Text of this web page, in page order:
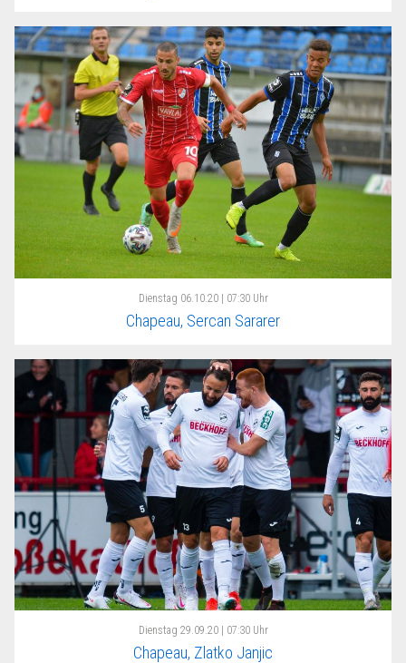
Dienstag 06.10.20 | 07:30 Uhr
Chapeau, Sercan Sararer
Dienstag 29.09.20 | 07:30 Uhr
Chapeau, Zlatko Janjic